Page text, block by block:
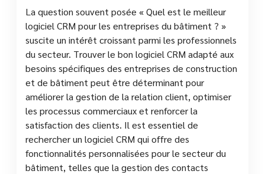
La question souvent posée « Quel est le meilleur
logiciel CRM pour les entreprises du bâtiment ? »
suscite un intérêt croissant parmi les professionnels
du secteur. Trouver le bon logiciel CRM adapté aux
besoins spécifiques des entreprises de construction
et de bâtiment peut être déterminant pour
améliorer la gestion de la relation client, optimiser
les processus commerciaux et renforcer la
satisfaction des clients. Il est essentiel de
rechercher un logiciel CRM qui offre des
fonctionnalités personnalisées pour le secteur du
bâtiment, telles que la gestion des contacts